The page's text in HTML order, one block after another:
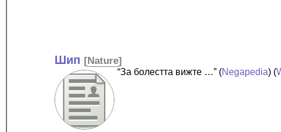
Шип [Nature]
“За болестта вижте …” (Negapedia) (